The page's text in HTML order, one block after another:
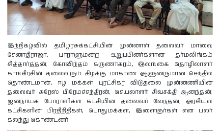
இந்நிகழ்வில் தமிழரசுக்கட்சியின் முன்னாள் தலைவர் மாவை
சேனாதிராஜா, பாராளுமன்ற உறுப்பினர்களான தர்மலிங்கம்
சித்தார்த்தன், கோவிந்தம் கருணாகரம், இலங்கை தொழிலாளர்
காங்கிரசின் தலைவரும் கிழக்கு மாகாண ஆளுனருமான செந்தில்
தொண்டமான், ஈழ மக்கள் புரட்சிகர விடுதலை முன்னணியின்
தலைவர் சுரேஸ் பிரேமச்சந்திரன், செயலாளர் சிவசக்தி ஆனந்தன்,
ஜனநாயக போராளிகள் கட்சியின் தலைவர் வேந்தன், அரசியல்
கட்சிகளின் பிரதிநிதிகள், பொதுமக்கள், இளைஞர்கள் என பலர்
கலந்து கொண்டனர்.